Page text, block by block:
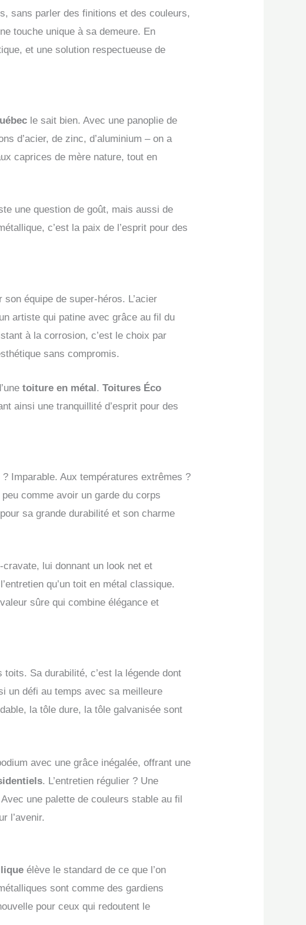
sans parler des finitions et des couleurs,
touche unique à sa demeure. En
et une solution respectueuse de
le sait bien. Avec une panoplie de
d’acier, de zinc, d’aluminium – on a
caprices de mère nature, tout en
une question de goût, mais aussi de
c’est la paix de l’esprit pour des
équipe de super-héros. L’acier
artiste qui patine avec grâce au fil du
à la corrosion, c’est le choix par
sans compromis.
toiture en métal.Toitures Éco
ainsi une tranquillité d’esprit pour des
Imparable. Aux températures extrêmes ?
comme avoir un garde du corps
sa grande durabilité et son charme
lui donnant un look net et
qu’un toit en métal classique.
sûre qui combine élégance et
toits. Sa durabilité, c’est la légende dont
un défi au temps avec sa meilleure
la tôle dure, la tôle galvanisée sont
avec une grâce inégalée, offrant une
. L’entretien régulier ? Une
une palette de couleurs stable au fil
l’avenir.
élève le standard de ce que l’on
sont comme des gardiens
pour ceux qui redoutent le